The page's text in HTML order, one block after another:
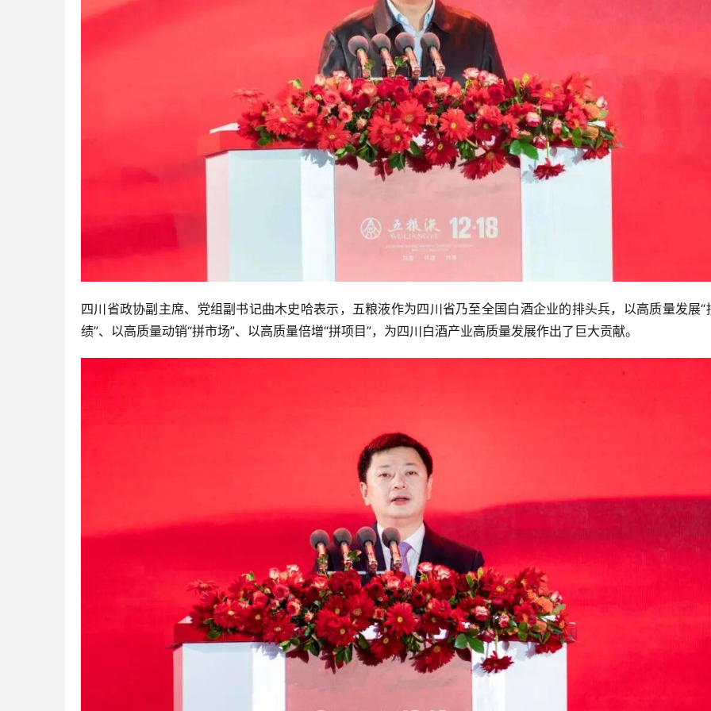
四川省政协副主席、党组副书记曲木史哈表示，五粮液作为四川省乃至全国白酒企业的排头兵，以高质量发展“
绩”、以高质量动销“拼市场”、以高质量倍增“拼项目”，为四川白酒产业高质量发展作出了巨大贡献。